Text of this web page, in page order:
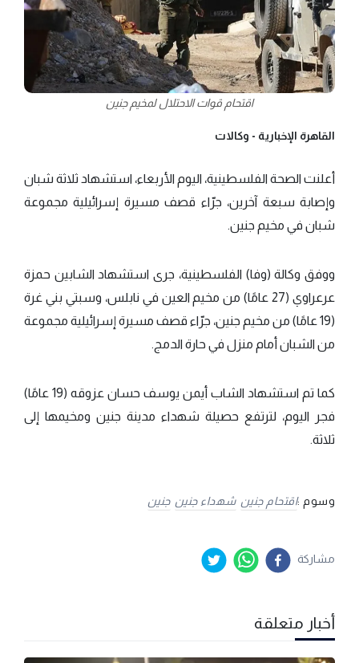
اقتحام قوات الاحتلال لمخيم جنين
القاهرة الإخبارية - وكالات
أعلنت الصحة الفلسطينية، اليوم الأربعاء، استشهاد ثلاثة شبان
وإصابة سبعة آخرين، جرّاء قصف مسيرة إسرائيلية مجموعة
شبان في مخيم جنين.
ووفق وكالة (وفا) الفلسطينية، جرى استشهاد الشابين حمزة
عرعراوي (27 عامًا) من مخيم العين في نابلس، وسبتي بني غرة
(19 عامًا) من مخيم جنين، جرّاء قصف مسيرة إسرائيلية مجموعة
من الشبان أمام منزل في حارة الدمج.
كما تم استشهاد الشاب أيمن يوسف حسان عزوقه (19 عامًا)
فجر اليوم، لترتفع حصيلة شهداء مدينة جنين ومخيمها إلى
ثلاثة.
وسوم :اقتحام جنين شهداء جنين جنين
مشاركة
أخبار متعلقة